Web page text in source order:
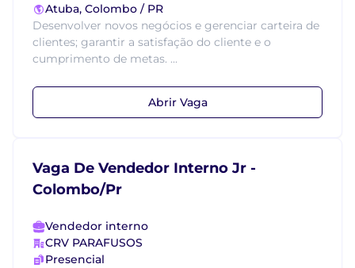
Atuba, Colombo / PR
Desenvolver novos negócios e gerenciar carteira de
clientes; garantir a satisfação do cliente e o
cumprimento de metas. ...
Abrir Vaga
Vaga De Vendedor Interno Jr -
Colombo/Pr
Vendedor interno
CRV PARAFUSOS
Presencial